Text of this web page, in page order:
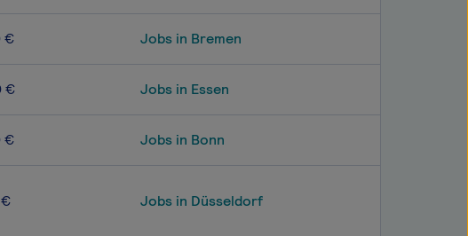
€ Jobs in Bremen
€ Jobs in Essen
€ Jobs in Bonn
Jobs in Düsseldorf